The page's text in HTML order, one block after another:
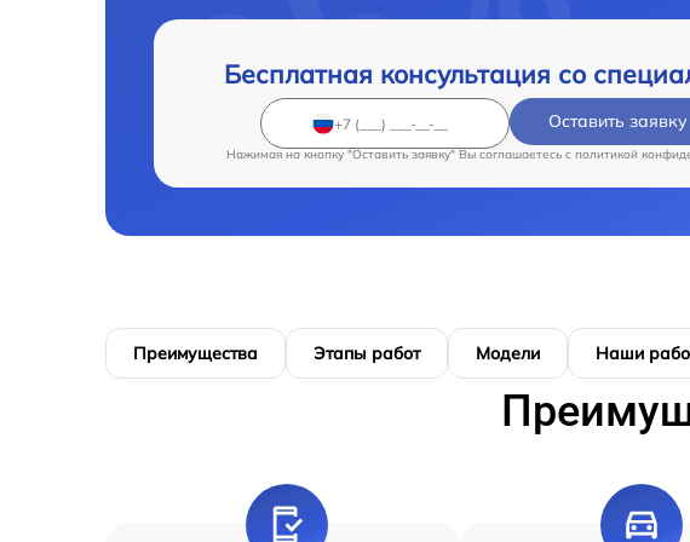
Бесплатная консультация со
Оставить заявку
Нажимая на кнопку "Оставить заявку" Вы соглашаетесь c политикой
Преимущества Этапы работ Модели Наши